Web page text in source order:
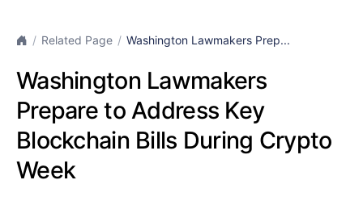
Related Page Washington Lawmakers Prep...
Washington Lawmakers
Prepare to Address Key
Blockchain Bills During Crypto
Week